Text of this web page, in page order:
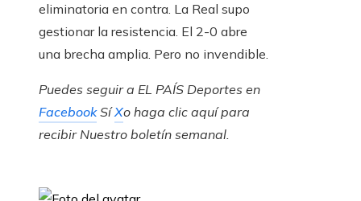
eliminatoria en contra. La Real supo
gestionar la resistencia. El 2-0 abre
una brecha amplia. Pero no invendible.
Puedes seguir a EL PAÍS Deportes en
FacebookSíXo haga clic aquí para
recibirNuestro boletín semanal.